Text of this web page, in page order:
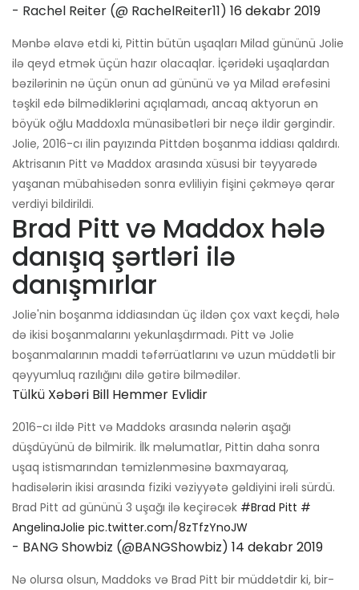
- Rachel Reiter (@ RachelReiter11) 16 dekabr 2019
Mənbə əlavə etdi ki, Pittin bütün uşaqları Milad gününü Jolie
ilə qeyd etmək üçün hazır olacaqlar. İçəridəki uşaqlardan
bəzilərinin nə üçün onun ad gününü və ya Milad ərəfəsini
təşkil edə bilmədiklərini açıqlamadı, ancaq aktyorun ən
böyük oğlu Maddoxla münasibətləri bir neçə ildir gərgindir.
Jolie, 2016-cı ilin payızında Pittdən boşanma iddiası qaldırdı.
Aktrisanın Pitt və Maddox arasında xüsusi bir təyyarədə
yaşanan mübahisədən sonra evliliyin fişini çəkməyə qərar
verdiyi bildirildi.
Brad Pitt və Maddox hələ
danışıq şərtləri ilə
danışmırlar
Jolie'nin boşanma iddiasından üç ildən çox vaxt keçdi, hələ
də ikisi boşanmalarını yekunlaşdırmadı. Pitt və Jolie
boşanmalarının maddi təfərrüatlarını və uzun müddətli bir
qəyyumluq razılığını dilə gətirə bilmədilər.
Tülkü Xəbəri Bill Hemmer Evlidir
2016-cı ildə Pitt və Maddoks arasında nələrin aşağı
düşdüyünü də bilmirik. İlk məlumatlar, Pittin daha sonra
uşaq istismarından təmizlənməsinə baxmayaraq,
hadisələrin ikisi arasında fiziki vəziyyətə gəldiyini irəli sürdü.
Brad Pitt ad gününü 3 uşağı ilə keçirəcək #Brad Pitt #
AngelinaJolie pic.twitter.com/8zTfzYnoJW
- BANG Showbiz (@BANGShowbiz) 14 dekabr 2019
Nə olursa olsun, Maddoks və Brad Pitt bir müddətdir ki, bir-